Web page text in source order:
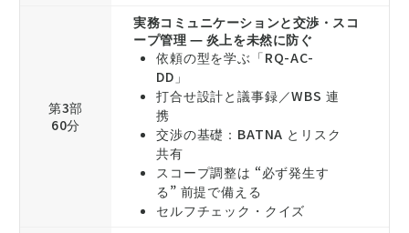
第3部
60分
実務コミュニケーションと交渉・スコ
ープ管理 ― 炎上を未然に防ぐ
依頼の型を学ぶ「RQ-AC-
DD」
打合せ設計と議事録／WBS 連
携
交渉の基礎：BATNA とリスク
共有
スコープ調整は “必ず発生す
る” 前提で備える
セルフチェック・クイズ